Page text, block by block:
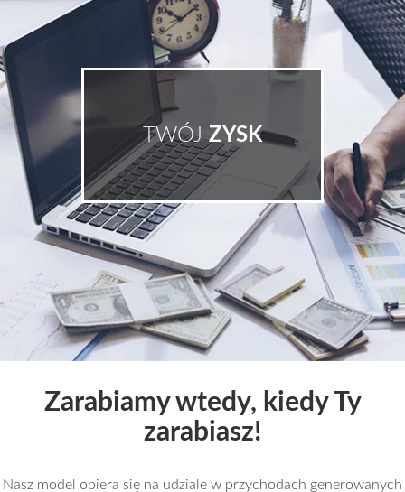
TWÓJZYSK
Zarabiamy wtedy, kiedy Ty
zarabiasz!
Nasz model opiera się na udziale w przychodach generowanych